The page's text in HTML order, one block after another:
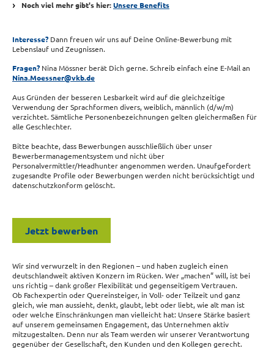
Noch viel mehr gibt's hier: Unsere Benefits
Interesse? Dann freuen wir uns auf Deine Online-Bewerbung mit
Lebenslauf und Zeugnissen.
Fragen? Nina Mössner berät Dich gerne. Schreib einfach eine E-Mail an
Nina.Moessner@vkb.de
Aus Gründen der besseren Lesbarkeit wird auf die gleichzeitige
Verwendung der Sprachformen divers, weiblich, männlich (d/w/m)
verzichtet. Sämtliche Personenbezeichnungen gelten gleichermaßen für
alle Geschlechter.
Bitte beachte, dass Bewerbungen ausschließlich über unser
Bewerbermanagementsystem und nicht über
Personalvermittler/Headhunter angenommen werden. Unaufgefordert
zugesandte Profile oder Bewerbungen werden nicht berücksichtigt und
datenschutzkonform gelöscht.
Jetzt bewerben
Wir sind verwurzelt in den Regionen – und haben zugleich einen
deutschlandweit aktiven Konzern im Rücken. Wer „machen“ will, ist bei
uns richtig – dank großer Flexibilität und gegenseitigem Vertrauen.
Ob Fachexpertin oder Quereinsteiger, in Voll- oder Teilzeit und ganz
gleich, wie man aussieht, denkt, glaubt, lebt oder liebt, wie alt man ist
oder welche Einschränkungen man vielleicht hat: Unsere Stärke basiert
auf unserem gemeinsamen Engagement, das Unternehmen aktiv
mitzugestalten. Denn nur als Team werden wir unserer Verantwortung
gegenüber der Gesellschaft, den Kunden und den Kollegen gerecht.